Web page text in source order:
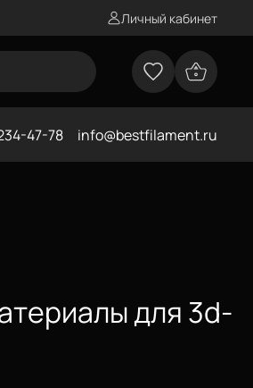
Личный кабинет
47-78 info@bestfilament.ru
для 3d-